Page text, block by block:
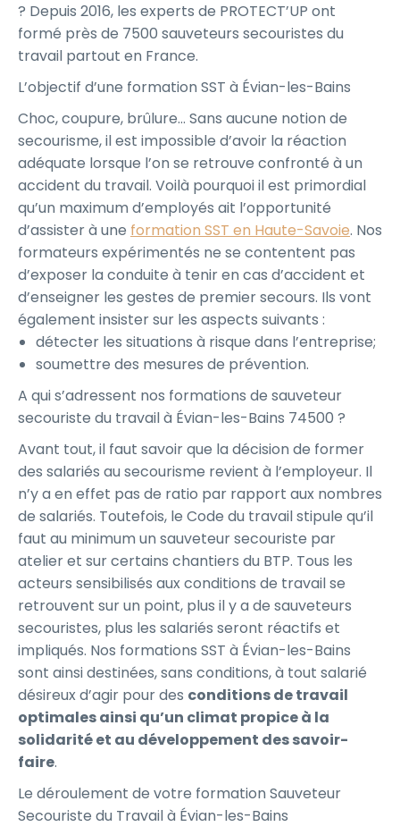
? Depuis 2016, les experts de PROTECT’UP ont
formé près de 7500 sauveteurs secouristes du
travail partout en France.
L’objectif d’une formation SST à Évian-les-Bains
Choc, coupure, brûlure… Sans aucune notion de
secourisme, il est impossible d’avoir la réaction
adéquate lorsque l’on se retrouve confronté à un
accident du travail. Voilà pourquoi il est primordial
qu’un maximum d’employés ait l’opportunité
d’assister à une formation SST en Haute-Savoie. Nos
formateurs expérimentés ne se contentent pas
d’exposer la conduite à tenir en cas d’accident et
d’enseigner les gestes de premier secours. Ils vont
également insister sur les aspects suivants :
détecter les situations à risque dans l’entreprise;
soumettre des mesures de prévention.
A qui s’adressent nos formations de sauveteur
secouriste du travail à Évian-les-Bains 74500 ?
Avant tout, il faut savoir que la décision de former
des salariés au secourisme revient à l’employeur. Il
n’y a en effet pas de ratio par rapport aux nombres
de salariés. Toutefois, le Code du travail stipule qu’il
faut au minimum un sauveteur secouriste par
atelier et sur certains chantiers du BTP. Tous les
acteurs sensibilisés aux conditions de travail se
retrouvent sur un point, plus il y a de sauveteurs
secouristes, plus les salariés seront réactifs et
impliqués. Nos formations SST à Évian-les-Bains
sont ainsi destinées, sans conditions, à tout salarié
désireux d’agir pour des conditions de travail
optimales ainsi qu’un climat propice à la
solidarité et au développement des savoir-
faire.
Le déroulement de votre formation Sauveteur
Secouriste du Travail à Évian-les-Bains